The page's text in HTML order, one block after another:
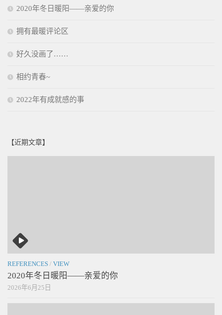
2020年冬日暖阳——亲爱的你
拥有最暖评论区
好久没画了……
相约青春~
2022年有成就感的事
【近期文章】
REFERENCES / VIEW
2020年冬日暖阳——亲爱的你
2026年6月25日